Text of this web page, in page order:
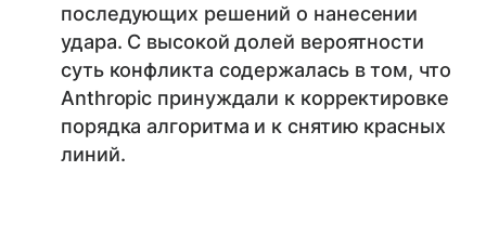
последующих решений о нанесении
удара. С высокой долей вероятности
суть конфликта содержалась в том, что
Anthropic принуждали к корректировке
порядка алгоритма и к снятию красных
линий.